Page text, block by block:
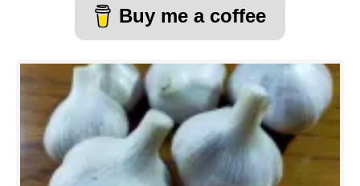
Buy me a coffee